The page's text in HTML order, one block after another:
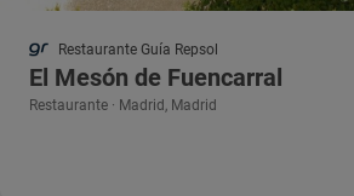
Restaurante Guía Repsol
El Mesón de Fuencarral
Restaurante · Madrid, Madrid